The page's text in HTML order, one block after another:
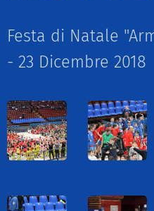
Festa di Natale
- 23 Dicembre 2018